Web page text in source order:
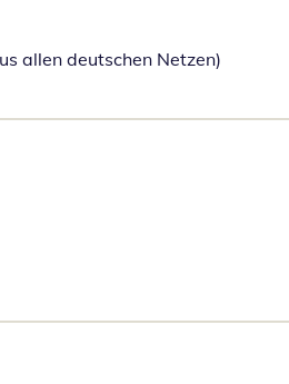
allen deutschen Netzen)